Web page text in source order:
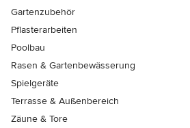
Gartenzubehör
Pflasterarbeiten
Poolbau
Rasen & Gartenbewässerung
Spielgeräte
Terrasse & Außenbereich
Zäune & Tore